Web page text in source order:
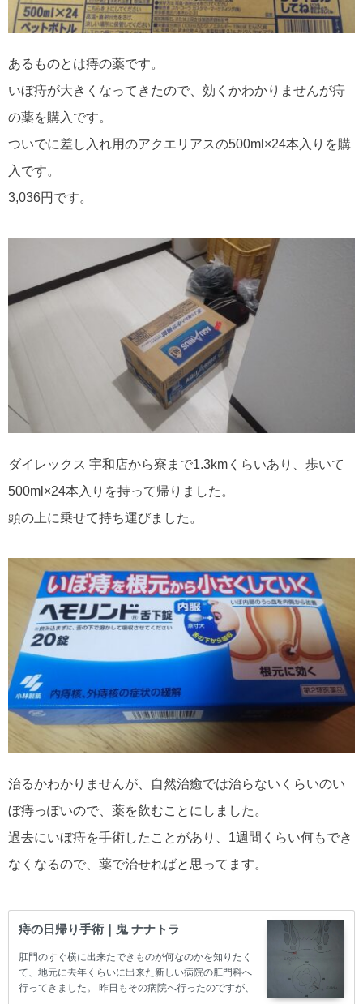
あるものとは痔の薬です。
いぼ痔が大きくなってきたので、効くかわかりませんが痔
の薬を購入です。
ついでに差し入れ用のアクエリアスの500ml×24本入りを購
入です。
3,036円です。
ダイレックス 宇和店から寮まで1.3kmくらいあり、歩いて
500ml×24本入りを持って帰りました。
頭の上に乗せて持ち運びました。
治るかわかりませんが、自然治癒では治らないくらいのい
ぼ痔っぽいので、薬を飲むことにしました。
過去にいぼ痔を手術したことがあり、1週間くらい何もでき
なくなるので、薬で治せればと思ってます。
痔の日帰り手術｜鬼 ナナトラ
肛門のすぐ横に出来たできものが何なのかを知りたく
て、地元に去年くらいに出来た新しい病院の肛門科へ
行ってきました。 昨日もその病院へ行ったのですが、